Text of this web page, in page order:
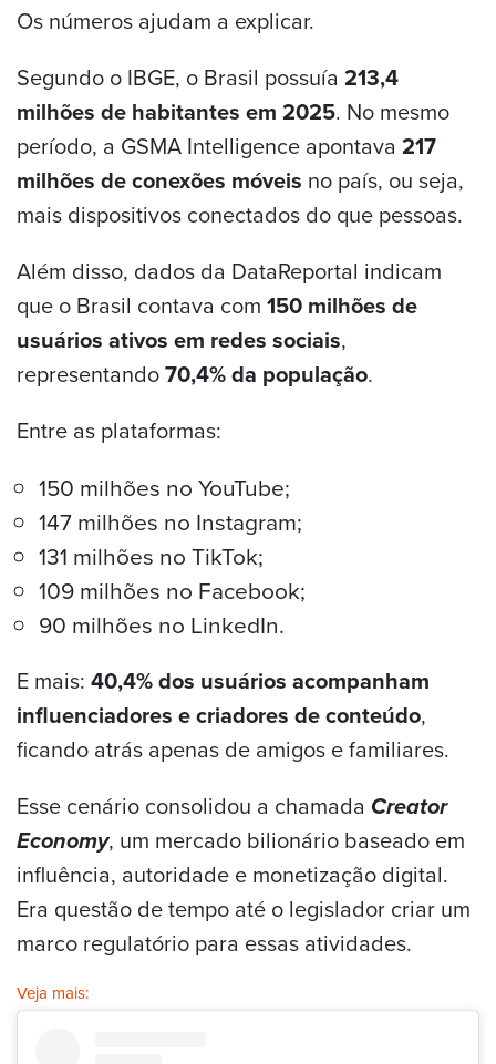
Os números ajudam a explicar.
Segundo o IBGE, o Brasil possuía 213,4
milhões de habitantes em 2025. No mesmo
período, a GSMA Intelligence apontava 217
milhões de conexões móveis no país, ou seja,
mais dispositivos conectados do que pessoas.
Além disso, dados da DataReportal indicam
que o Brasil contava com 150 milhões de
usuários ativos em redes sociais,
representando70,4% da população.
Entre as plataformas:
150 milhões no YouTube;
147 milhões no Instagram;
131 milhões no TikTok;
109 milhões no Facebook;
90 milhões no LinkedIn.
E mais: 40,4% dos usuários acompanham
influenciadores e criadores de conteúdo,
ficando atrás apenas de amigos e familiares.
Esse cenário consolidou a chamada Creator
Economy, um mercado bilionário baseado em
influência, autoridade e monetização digital.
Era questão de tempo até o legislador criar um
marco regulatório para essas atividades.
Veja mais: